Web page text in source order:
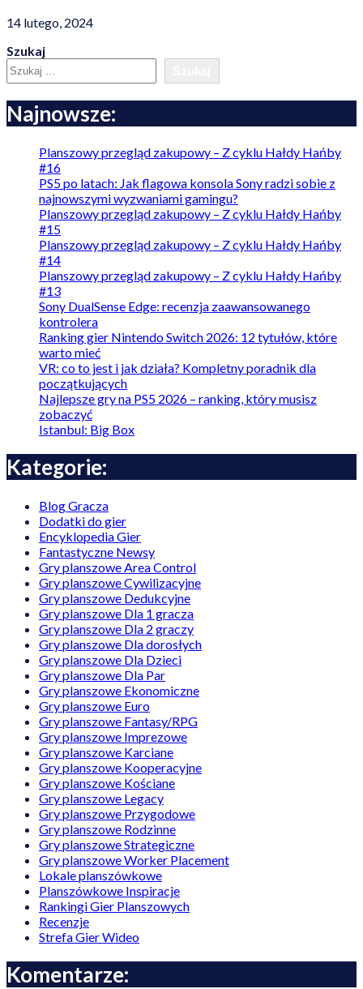
14 lutego, 2024
Szukaj
Najnowsze:
Planszowy przegląd zakupowy – Z cyklu Hałdy Hańby
#16
PS5 po latach: Jak flagowa konsola Sony radzi sobie z
najnowszymi wyzwaniami gamingu?
Planszowy przegląd zakupowy – Z cyklu Hałdy Hańby
#15
Planszowy przegląd zakupowy – Z cyklu Hałdy Hańby
#14
Planszowy przegląd zakupowy – Z cyklu Hałdy Hańby
#13
Sony DualSense Edge: recenzja zaawansowanego
kontrolera
Ranking gier Nintendo Switch 2026: 12 tytułów, które
warto mieć
VR: co to jest i jak działa? Kompletny poradnik dla
początkujących
Najlepsze gry na PS5 2026 – ranking, który musisz
zobaczyć
Istanbul: Big Box
Kategorie:
Blog Gracza
Dodatki do gier
Encyklopedia Gier
Fantastyczne Newsy
Gry planszowe Area Control
Gry planszowe Cywilizacyjne
Gry planszowe Dedukcyjne
Gry planszowe Dla 1 gracza
Gry planszowe Dla 2 graczy
Gry planszowe Dla dorosłych
Gry planszowe Dla Dzieci
Gry planszowe Dla Par
Gry planszowe Ekonomiczne
Gry planszowe Euro
Gry planszowe Fantasy/RPG
Gry planszowe Imprezowe
Gry planszowe Karciane
Gry planszowe Kooperacyjne
Gry planszowe Kościane
Gry planszowe Legacy
Gry planszowe Przygodowe
Gry planszowe Rodzinne
Gry planszowe Strategiczne
Gry planszowe Worker Placement
Lokale planszówkowe
Planszówkowe Inspiracje
Rankingi Gier Planszowych
Recenzje
Strefa Gier Wideo
Komentarze: